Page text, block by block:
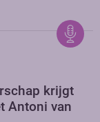
krijgt
Antoni van